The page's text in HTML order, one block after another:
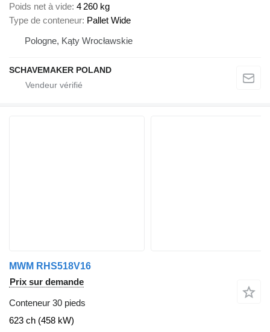
Poids net à vide 4 260 kg
Type de conteneur Pallet Wide
Pologne, Kąty Wrocławskie
SCHAVEMAKER POLAND
MWM RHS518V16
Prix sur demande
Conteneur 30 pieds
623 ch (458 kW)